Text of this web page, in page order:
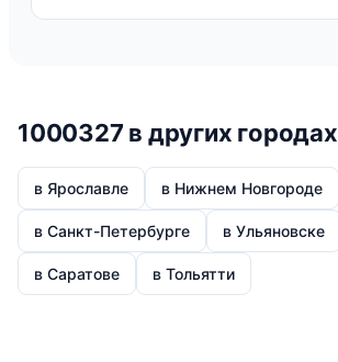
1000327 в других городах
в Ярославле в Нижнем Новгороде
в Санкт-Петербурге в Ульяновске
в Саратове в Тольятти